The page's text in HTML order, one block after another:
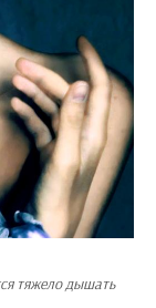
тяжело дышать